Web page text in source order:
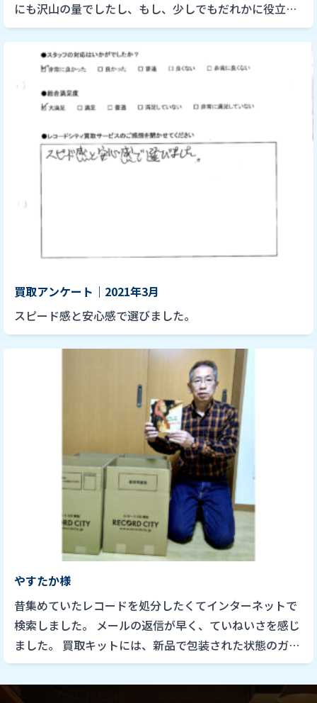
にも沢山の量でしたし、もし、少しでもだれかに役立て
てもらえればと思い、依頼しました。 スッキリと片付き
ました。ありがと […]
買取アンケート｜2021年3月
スピード感と安心感で選びました。
やすたか様
昔集めていたレコードを処分したくてインターネットで
検索しました。 メールの返信が早く、ていねいさを感じ
ました。 買取キットには、新品で包装された状態のガム
テープとボールペンまで入っており レコードシティさん
にお願いして良 […]